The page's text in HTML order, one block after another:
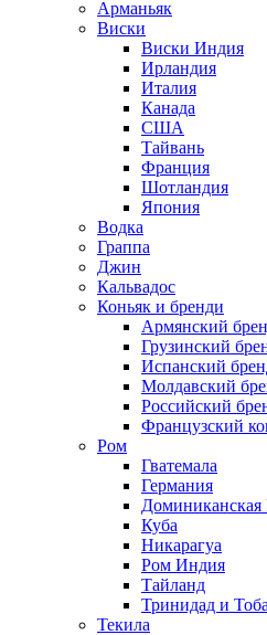
Арманьяк
Виски
Виски Индия
Ирландия
Италия
Канада
США
Тайвань
Франция
Шотландия
Япония
Водка
Граппа
Джин
Кальвадос
Коньяк и бренди
Армянский
Грузинский
Испанский
Молдавский
Российский
Французский
Ром
Гватемала
Германия
Доминиканская
Куба
Никарагуа
Ром Индия
Тайланд
Тринидад и
Текила